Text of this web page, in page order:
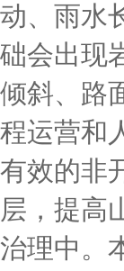
动、雨水
础会出现
倾斜、路
程运营和
有效的非
层，提高
治理中。